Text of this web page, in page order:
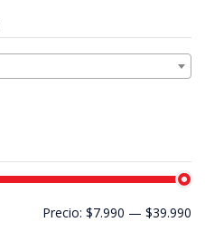
Precio: $7.990 — $39.990